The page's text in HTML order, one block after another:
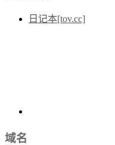
日记本[tov.cc]
域名